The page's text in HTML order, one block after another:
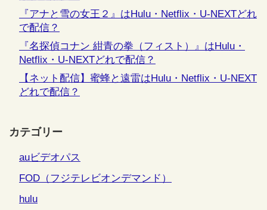
『アナと雪の女王２』はHulu・Netflix・U-NEXTどれ
で配信？
『名探偵コナン 紺青の拳（フィスト）』はHulu・
Netflix・U-NEXTどれで配信？
【ネット配信】蜜蜂と遠雷はHulu・Netflix・U-NEXT
どれで配信？
カテゴリー
auビデオパス
FOD（フジテレビオンデマンド）
hulu